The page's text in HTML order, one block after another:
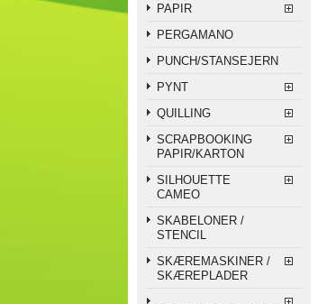
PAPIR
PERGAMANO
PUNCH/STANSEJERN
PYNT
QUILLING
SCRAPBOOKING
PAPIR/KARTON
SILHOUETTE
CAMEO
SKABELONER /
STENCIL
SKÆREMASKINER /
SKÆREPLADER